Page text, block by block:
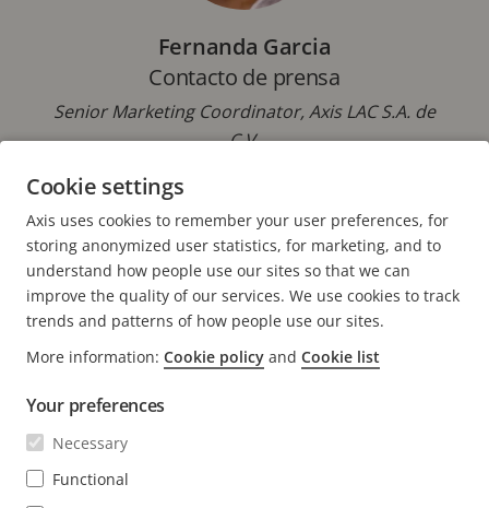
Fernanda Garcia
Contacto de prensa
Senior Marketing Coordinator, Axis LAC S.A. de
C.V.
Correo electrónico:
FOOTER
CONTACTO
Contacto
Experience Center
NOTICIAS E HISTORIAS
Historias de clientes
SUSCRÍBASE
Cookie settings
Axis uses cookies to remember your user preferences, for
storing anonymized user statistics, for marketing, and to
understand how people use our sites so that we can
improve the quality of our services. We use cookies to track
trends and patterns of how people use our sites.
More information: Cookie policy and Cookie list
Your preferences
Necessary
Functional